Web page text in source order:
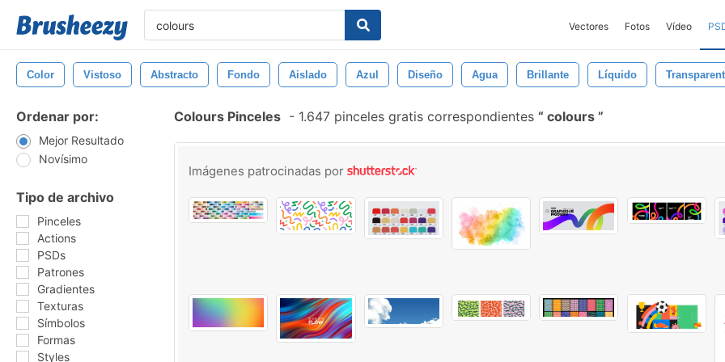
Vectores Fotos Vídeo
Color Vistoso Abstracto Fondo Aislado Azul Diseño Agua Brillante Líquido
Ordenar por:
Mejor Resultado
Novísimo
Tipo de archivo
Pinceles
Actions
PSDs
Patrones
Gradientes
Texturas
Símbolos
Formas
Styles
Colours Pinceles - 1.647 pinceles gratis correspondientes colours
Imágenes patrocinadas por